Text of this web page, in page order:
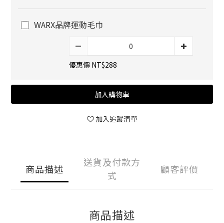
WARX品牌運動毛巾
優惠價 NT$288
加入購物車
加入追蹤清單
商品描述
送貨及付款方
式
顧客評價
商品描述